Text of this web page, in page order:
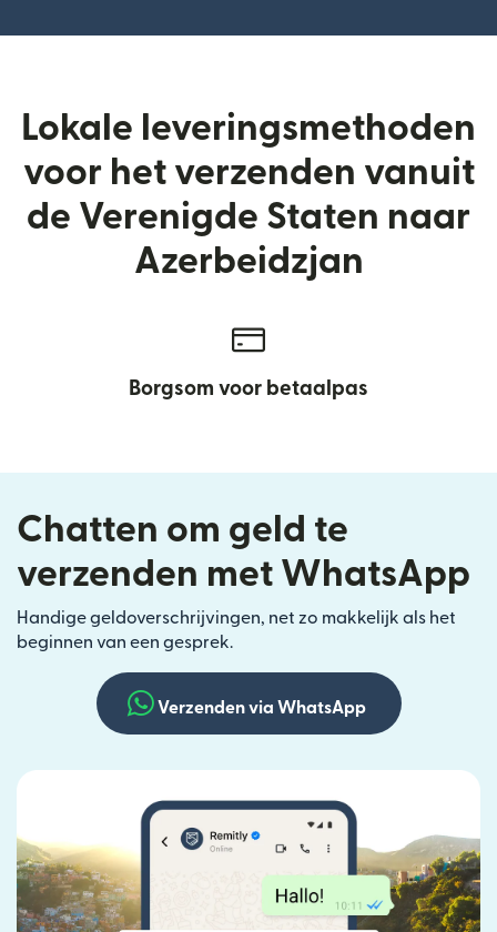
Lokale leveringsmethoden
voor het verzenden vanuit
de Verenigde Staten naar
Azerbeidzjan
Borgsom voor betaalpas
Chatten om geld te
verzenden met WhatsApp
Handige geldoverschrijvingen, net zo makkelijk als het
beginnen van een gesprek.
Verzenden via WhatsApp